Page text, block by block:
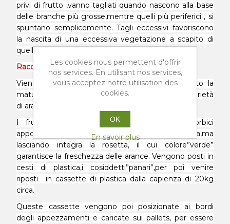
privi di frutto ,vanno tagliati quando nascono alla base
delle branche più grosse,mentre quelli più periferici , si
spuntano semplicemente. Tagli eccessivi favoriscono
la nascita di una eccessiva vegetazione a scapito di
quella dei frutti.
Raccolta
Viene effettuata quando i frutti hanno raggiunto la
maturazione ottimale, che varia a seconda delle varietà
di arance.
I frutti vengono raccolti con l' ausilio di forbici
apposite,tagliando il rametto che li supporta,ma
lasciando integra la rosetta, il cui colore”verde”
garantisce la freschezza delle arance. Vengono posti in
cesti di plastica,i cosiddetti”panari”,per poi venire
riposti in cassette di plastica dalla capienza di 20kg
circa.
Queste cassette vengono poi posizionate ai bordi
degli appezzamenti e caricate sui pallets, per essere
Les cookies nous permettent d'offrir
nos services. En utilisant nos services,
vous acceptez notre utilisation des
cookies.
OK
En savoir plus